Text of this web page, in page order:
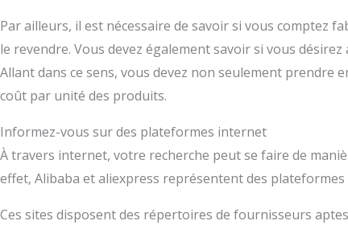
Par ailleurs, il est nécessaire de savoir si vous comptez
le revendre. Vous devez également savoir si vous
Allant dans ce sens, vous devez non seulement prendre
coût par unité des produits.
Informez-vous sur des plateformes internet
À travers internet, votre recherche peut se faire de
effet, Alibaba et aliexpress représentent des
Ces sites disposent des répertoires de fournisseurs